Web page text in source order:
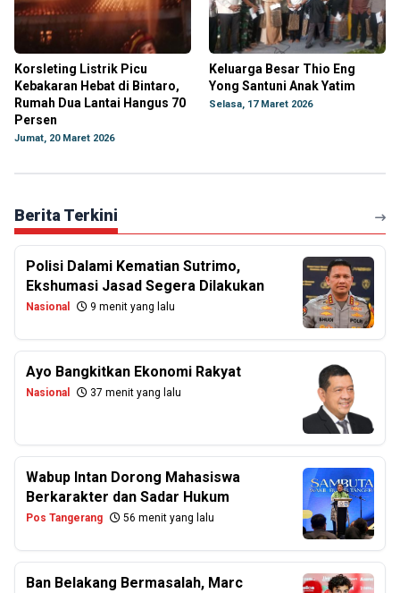
Korsleting Listrik Picu
Kebakaran Hebat di Bintaro,
Rumah Dua Lantai Hangus 70
Persen
Jumat, 20 Maret 2026
Keluarga Besar Thio Eng
Yong Santuni Anak Yatim
Selasa, 17 Maret 2026
Berita Terkini
Polisi Dalami Kematian Sutrimo,
Ekshumasi Jasad Segera Dilakukan
Nasional 9 menit yang lalu
Ayo Bangkitkan Ekonomi Rakyat
Nasional 37 menit yang lalu
Wabup Intan Dorong Mahasiswa
Berkarakter dan Sadar Hukum
Pos Tangerang 56 menit yang lalu
Ban Belakang Bermasalah, Marc